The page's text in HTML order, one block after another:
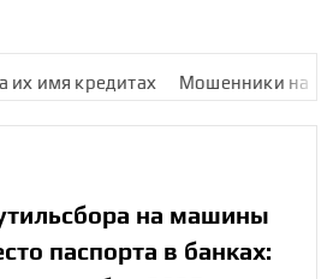
Мошенники на HireHi
на машины
паспорта в банках: